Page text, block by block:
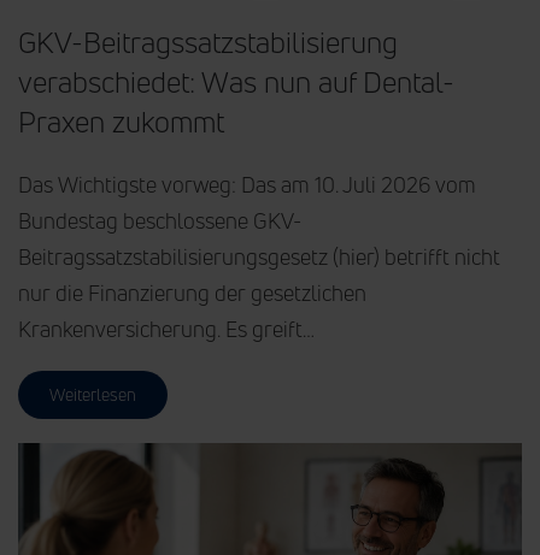
GKV-Beitragssatzstabilisierung
verabschiedet: Was nun auf Dental-
Praxen zukommt
Das Wichtigste vorweg: Das am 10. Juli 2026 vom
Bundestag beschlossene GKV-
Beitragssatzstabilisierungsgesetz (hier) betrifft nicht
nur die Finanzierung der gesetzlichen
Krankenversicherung. Es greift…
Weiterlesen